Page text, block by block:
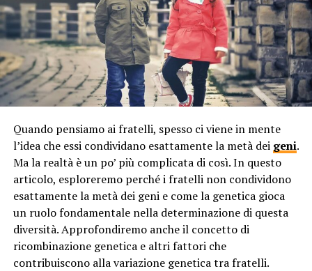
Quando pensiamo ai fratelli, spesso ci viene in mente
l’idea che essi condividano esattamente la metà dei geni.
Ma la realtà è un po’ più complicata di così. In questo
articolo, esploreremo perché i fratelli non condividono
esattamente la metà dei geni e come la genetica gioca
un ruolo fondamentale nella determinazione di questa
diversità. Approfondiremo anche il concetto di
ricombinazione genetica e altri fattori che
contribuiscono alla variazione genetica tra fratelli.